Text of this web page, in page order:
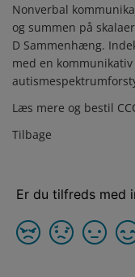
Nonverbal
og summen på
D Sammenhæng.
med en
Læs mere og bestil
Tilbage